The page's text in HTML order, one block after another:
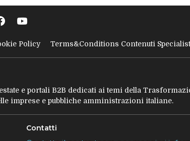
Policy Terms&Conditions Contenuti
e portali B2B dedicati ai temi della
imprese e pubbliche amministrazioni italiane.
Contatti